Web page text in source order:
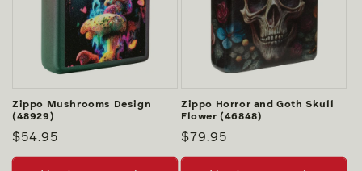
Zippo Mushrooms Design
(48929)
Prix
habituel
$54.95
Zippo Horror and Goth Skull
Flower (46848)
Prix
habituel
$79.95